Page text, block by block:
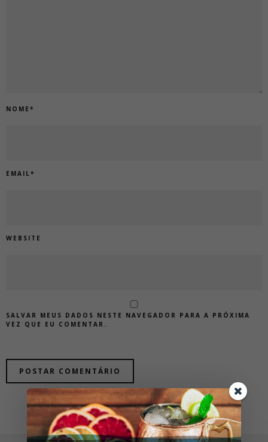
NOME *
EMAIL*
WEBSITE
SALVAR MEUS DADOS NESTE NAVEGADOR PARA A PRÓXIMA
VEZ QUE EU COMENTAR.